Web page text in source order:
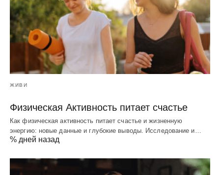
ЖИВИ
Физическая Активность питает счастье
Как физическая активность питает счастье и жизненную
энергию: новые данные и глубокие выводы. Исследование и…
% дней назад